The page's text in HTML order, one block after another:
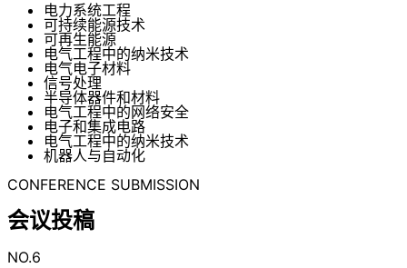
电力系统工程
可持续能源技术
可再生能源
电气工程中的纳米技术
电气电子材料
信号处理
半导体器件和材料
电气工程中的网络安全
电子和集成电路
电气工程中的纳米技术
机器人与自动化
CONFERENCE SUBMISSION
会议投稿
NO.6